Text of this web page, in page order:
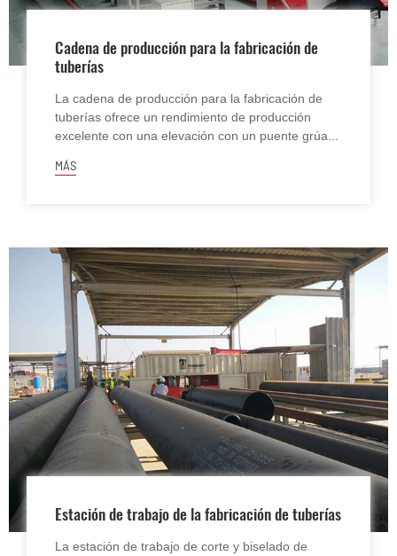
Cadena de producción para la fabricación de
tuberías
La cadena de producción para la fabricación de
tuberías ofrece un rendimiento de producción
excelente con una elevación con un puente grúa...
MÁS
Estación de trabajo de la fabricación de tuberías
La estación de trabajo de corte y biselado de